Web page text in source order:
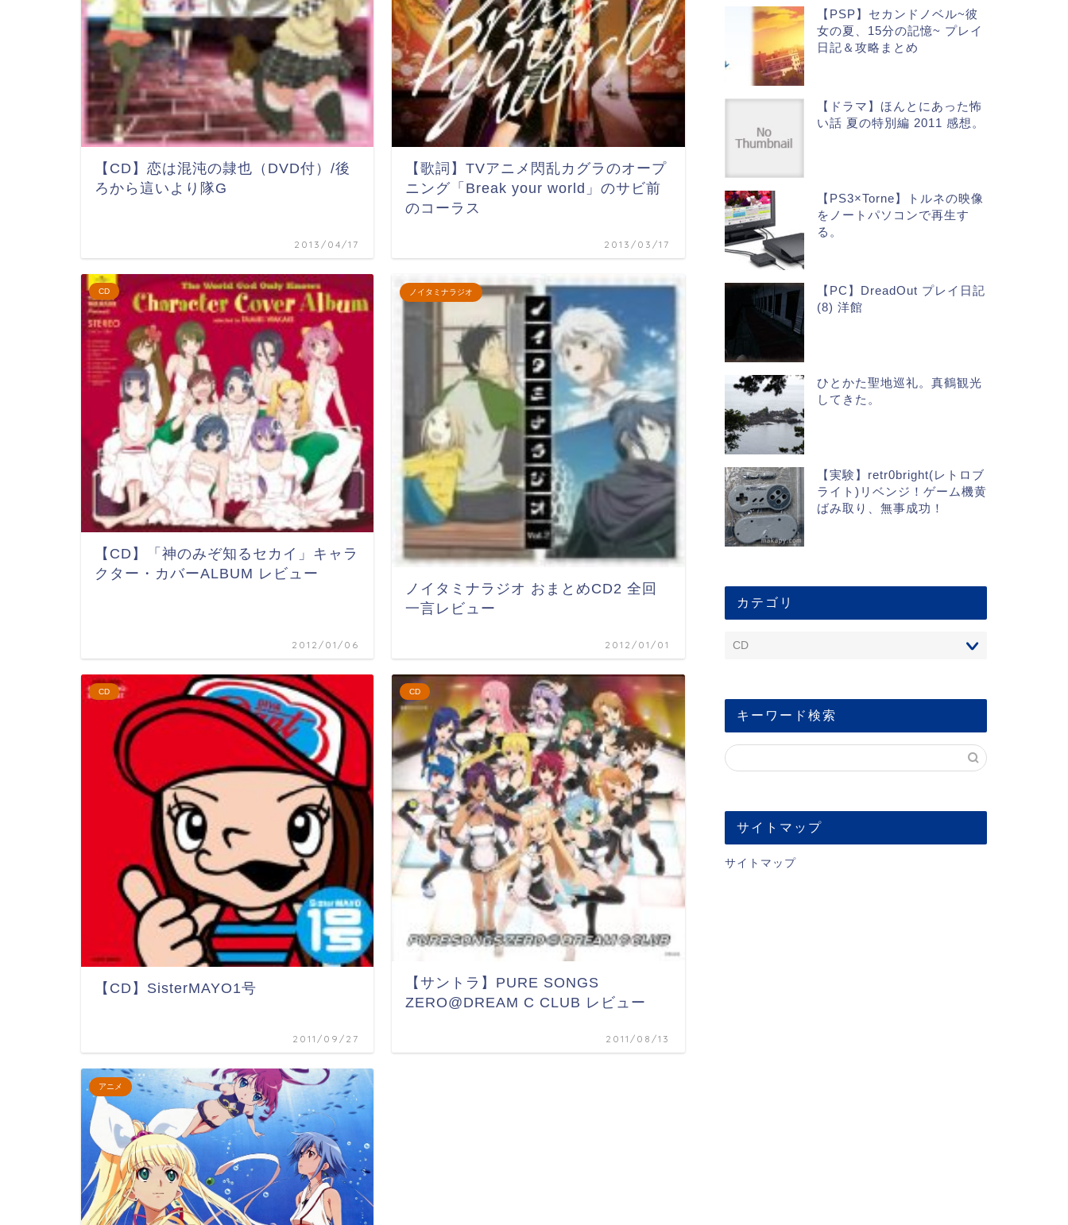
【CD】恋は混沌の隷也（DVD付）/後
ろから這いより隊G
2013/04/17
【歌詞】TVアニメ閃乱カグラのオープ
ニング「Break your world」のサビ前
のコーラス
2013/03/17
CD
【CD】「神のみぞ知るセカイ」キャラ
クター・カバーALBUM レビュー
2012/01/06
ノイタミナラジオ
ノイタミナラジオ おまとめCD2 全回
一言レビュー
2012/01/01
CD
【CD】SisterMAYO1号
2011/09/27
CD
【サントラ】PURE SONGS
ZERO@DREAM C CLUB レビュー
2011/08/13
アニメ
【PSP】セカンドノベル~彼
女の夏、15分の記憶~ プレイ
日記＆攻略まとめ
【ドラマ】ほんとにあった怖
い話 夏の特別編 2011 感想。
【PS3×Torne】トルネの映像
をノートパソコンで再生す
る。
【PC】DreadOut プレイ日記
(8) 洋館
ひとかた聖地巡礼。真鶴観光
してきた。
【実験】retr0bright(レトロブ
ライト)リベンジ！ゲーム機黄
ばみ取り、無事成功！
カテゴリ
キーワード検索
サイトマップ
サイトマップ